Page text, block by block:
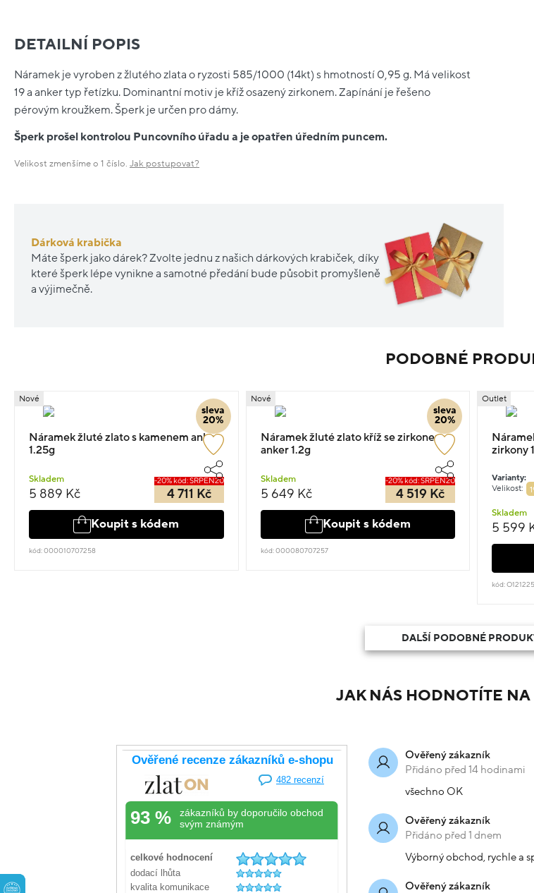
DETAILNÍ POPIS
Náramek je vyroben z žlutého zlata o ryzosti 585/1000 (14kt) s hmotností 0,95 g. Má velikost
19 a anker typ řetízku. Dominantní motiv je kříž osazený zirkonem. Zapínání je řešeno
pérovým kroužkem. Šperk je určen pro dámy.
Šperk prošel kontrolou Puncovního úřadu a je opatřen úředním puncem.
Velikost zmenšíme o 1 číslo. Jak postupovat?
Dárková krabička
Máte šperk jako dárek? Zvolte jednu z našich dárkových krabiček, díky
které šperk lépe vynikne a samotné předání bude působit promyšleně
a výjimečně.
PODOBNÉ
sleva
20%
Nové
Náramek žluté zlato s kamenem anker
1.25g
Skladem
5 889 Kč
-20% kód: SRPEN20
4 711 Kč
Koupit s kódem
kód: 000010707258
sleva
20%
Nové
Náramek žluté zlato kříž se zirkonem
anker 1.2g
Skladem
5 649 Kč
-20% kód: SRPEN20
4 519 Kč
Koupit s kódem
kód: 000080707257
Outlet
zirkony
Varianty:
Velikost:
Skladem
5 599
kód:
DALŠÍ PODOBNÉ
JAK NÁS HODNOTÍTE NA
Ověřený zákazník
Přidáno před 14 hodinami
všechno OK
Ověřený zákazník
Přidáno před 1 dnem
Výborný obchod, rychle a
Ověřený zákazník